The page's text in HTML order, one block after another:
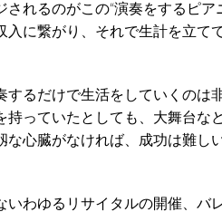
れるのがこの“演奏をするピア
に繋がり、それで生計を立て
するだけで生活をしていくのは
っていたとしても、大舞台な
心臓がなければ、成功は難し
わゆるリサイタルの開催、バ